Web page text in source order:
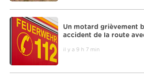
Un motard grièvement
accident de la route
il y a 9 h 7 min